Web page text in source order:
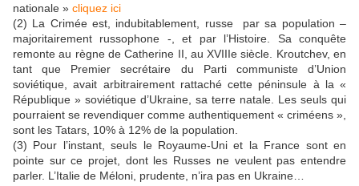
nationale » cliquez ici
(2) La Crimée est, indubitablement, russe par sa population –
majoritairement russophone -, et par l’Histoire. Sa conquête
remonte au règne de Catherine II, au XVIIIe siècle. Kroutchev, en
tant que Premier secrétaire du Parti communiste d’Union
soviétique, avait arbitrairement rattaché cette péninsule à la «
République » soviétique d’Ukraine, sa terre natale. Les seuls qui
pourraient se revendiquer comme authentiquement « criméens »,
sont les Tatars, 10% à 12% de la population.
(3) Pour l’instant, seuls le Royaume-Uni et la France sont en
pointe sur ce projet, dont les Russes ne veulent pas entendre
parler. L’Italie de Méloni, prudente, n’ira pas en Ukraine…